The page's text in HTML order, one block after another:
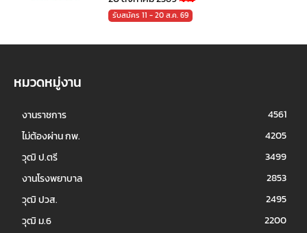
รับสมัคร 11 - 20 ส.ค. 69
หมวดหมู่งาน
งานราชการ
4561
ไม่ต้องผ่าน กพ.
4205
วุฒิ ป.ตรี
3499
งานโรงพยาบาล
2853
วุฒิ ปวส.
2495
วุฒิ ม.6
2200